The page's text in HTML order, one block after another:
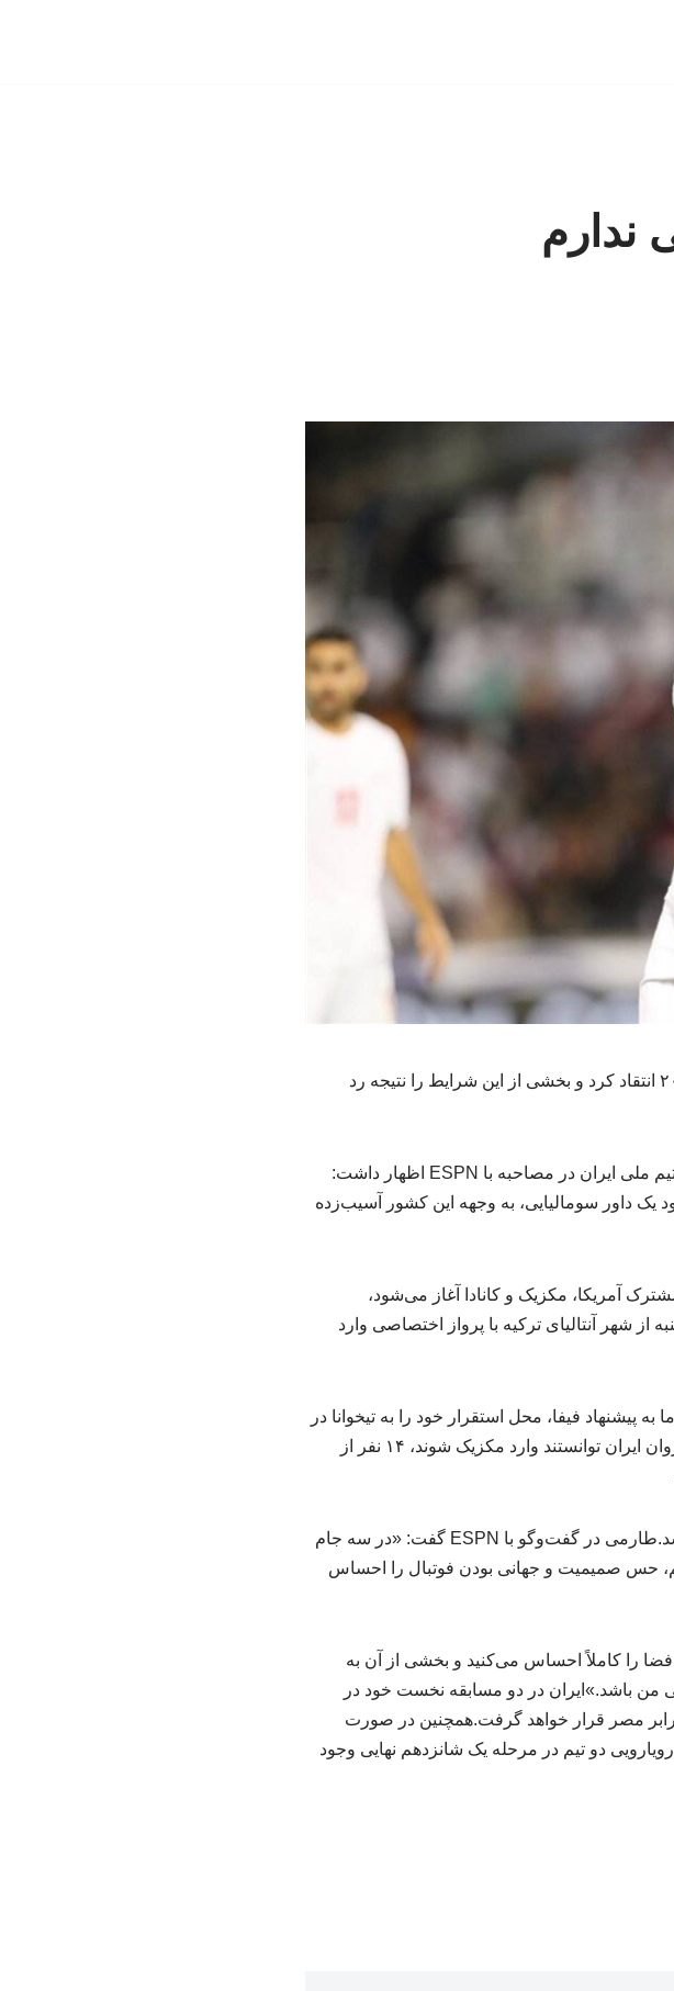
ندارم
مهدی طارمی در گفت‌وگو با ESPN از فضای «پرتنش» جام جهانی ۲۰۲۶ انتقاد کرد و بخشی از این شرایط را نتیجه رد
به گزارش خبرگزاری روش شناسی در مدیریت؛مهدی طارمی، مهاجم تیم ملی ایران در مصاحبه با ESPN اظهار داشت:
یک داور سومالیایی، به وجهه این کشور آسیب‌زده
آمریکا، مکزیک و کانادا آغاز می‌شود،
شهر آنتالیای ترکیه با پرواز اختصاصی وارد
پیشنهاد فیفا، محل استقرار خود را به تیخوانا در
نزدیکی مرز آمریکا منتقل کرد.باوجوداینکه تمامی بازیکنان و اعضای کاروان ایران توانستند وارد مکزیک شوند، ۱۴ نفر از
سه دیدار مرحله گروهی ایران نیز همگی در خاک آمریکا برگزار خواهد شد.طارمی در گفت‌وگو با ESPN گفت: «در سه جام
حس صمیمیت و جهانی بودن فوتبال را احساس
را کاملاً احساس می‌کنید و بخشی از آن به
من باشد.»ایران در دو مسابقه نخست خود در
برابر مصر قرار خواهد گرفت.همچنین در صورت
دو تیم در مرحله یک شانزدهم نهایی وجود